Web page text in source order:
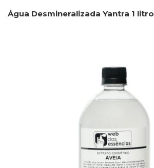
Água Desmineralizada Yantra 1 litro